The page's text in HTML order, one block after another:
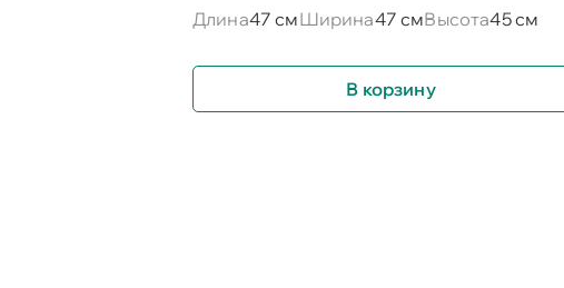
Длина47 смШирина47 смВысота45 см
В корзину